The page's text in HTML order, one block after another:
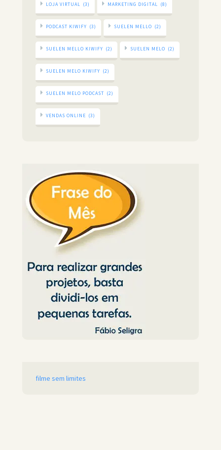
LOJA VIRTUAL (3) MARKETING DIGITAL (8)
PODCAST KIWIFY (3) SUELEN MELLO (2)
SUELEN MELLO KIWIFY (2) SUELEN MELO (2)
SUELEN MELO KIWIFY (2)
SUELEN MELO PODCAST (2)
VENDAS ONLINE (3)
filme sem limites